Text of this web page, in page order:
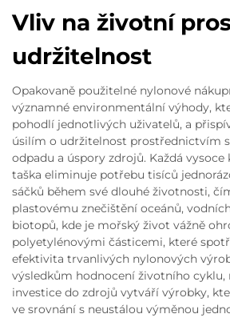
Vliv na životní
udržitelnost
Opakovaně použitelné nylonové
významné environmentální výhody,
pohodlí jednotlivých uživatelů, a
úsilím o udržitelnost prostřednictvím
odpadu a úspory zdrojů. Každá
taška eliminuje potřebu tisíců
sáčků během své dlouhé životnosti,
plastovému znečištění oceánů,
biotopů, kde je mořský život vážně
polyetylénovými částicemi, které
efektivita trvanlivých nylonových
výsledkům hodnocení životního cyklu,
investice do zdrojů vytváří výrobky,
ve srovnání s neustálou výměnou